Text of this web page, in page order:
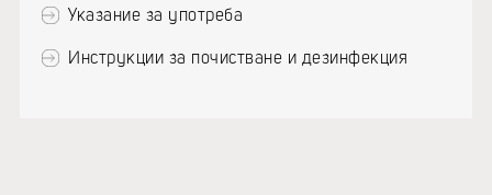
Указание за употреба
Инструкции за почистване и дезинфекция